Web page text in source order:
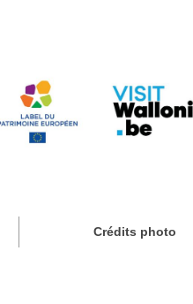
Crédits photo